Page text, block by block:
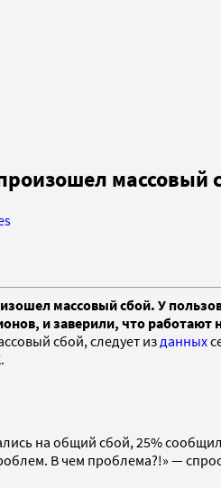
массовый
массовый сбой. У
и заверили, что работают
сбой, следует из данных
на общий сбой, 25%
В чем проблема?!» —